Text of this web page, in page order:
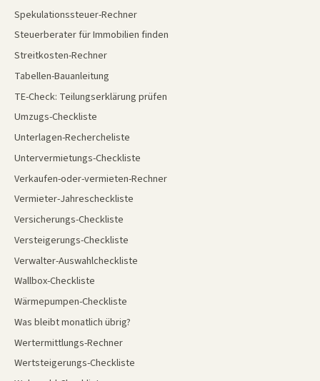
Spekulationssteuer-Rechner
Steuerberater für Immobilien finden
Streitkosten-Rechner
Tabellen-Bauanleitung
TE-Check: Teilungserklärung prüfen
Umzugs-Checkliste
Unterlagen-Rechercheliste
Untervermietungs-Checkliste
Verkaufen-oder-vermieten-Rechner
Vermieter-Jahrescheckliste
Versicherungs-Checkliste
Versteigerungs-Checkliste
Verwalter-Auswahlcheckliste
Wallbox-Checkliste
Wärmepumpen-Checkliste
Was bleibt monatlich übrig?
Wertermittlungs-Rechner
Wertsteigerungs-Checkliste